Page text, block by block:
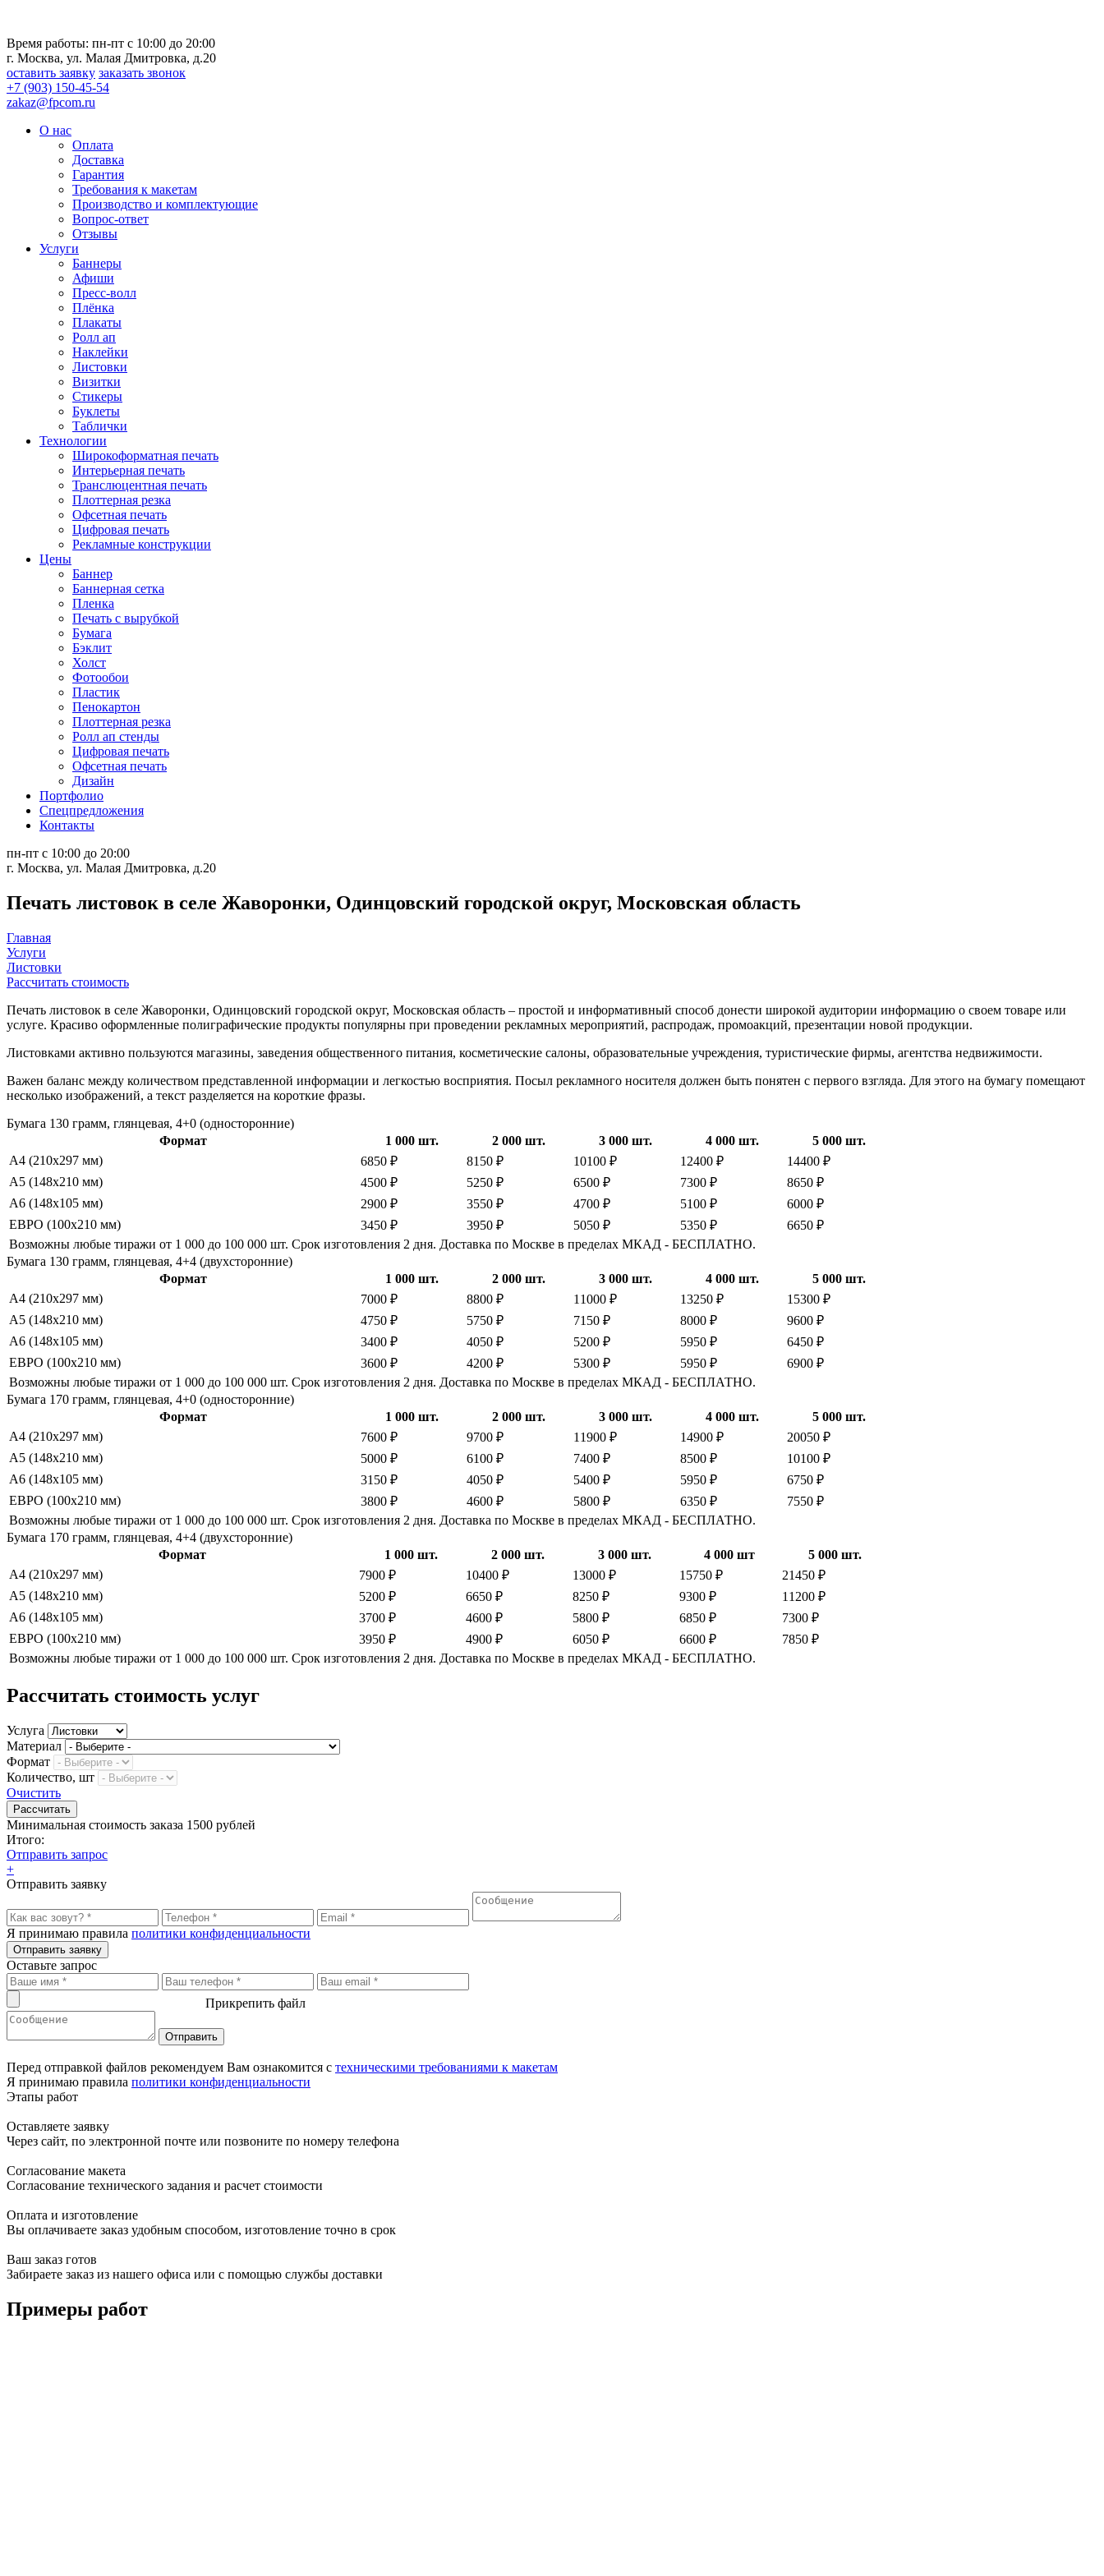
Время работы: пн-пт с 10:00 до 20:00
г. Москва, ул. Малая Дмитровка, д.20
оставить заявку заказать звонок
+7 (903) 150-45-54
zakaz@fpcom.ru
О нас
Оплата
Доставка
Гарантия
Требования к макетам
Производство и комплектующие
Вопрос-ответ
Отзывы
Услуги
Баннеры
Афиши
Пресс-волл
Плёнка
Плакаты
Ролл ап
Наклейки
Листовки
Визитки
Стикеры
Буклеты
Таблички
Технологии
Широкоформатная печать
Интерьерная печать
Транслюцентная печать
Плоттерная резка
Офсетная печать
Цифровая печать
Рекламные конструкции
Цены
Баннер
Баннерная сетка
Пленка
Печать с вырубкой
Бумага
Бэклит
Холст
Фотообои
Пластик
Пенокартон
Плоттерная резка
Ролл ап стенды
Цифровая печать
Офсетная печать
Дизайн
Портфолио
Спецпредложения
Контакты
пн-пт с 10:00 до 20:00
г. Москва, ул. Малая Дмитровка, д.20
Печать листовок в селе Жаворонки, Одинцовский городской округ, Московская область
Главная
Услуги
Листовки
Рассчитать стоимость
Печать листовок в селе Жаворонки, Одинцовский городской округ, Московская область – простой и информативный способ донести широкой аудитории информацию о своем товаре или
услуге. Красиво оформленные полиграфические продукты популярны при проведении рекламных мероприятий, распродаж, промоакций, презентации новой продукции.
Листовками активно пользуются магазины, заведения общественного питания, косметические салоны, образовательные учреждения, туристические фирмы, агентства недвижимости.
Важен баланс между количеством представленной информации и легкостью восприятия. Посыл рекламного носителя должен быть понятен с первого взгляда. Для этого на бумагу помещают
несколько изображений, а текст разделяется на короткие фразы.
Бумага 130 грамм, глянцевая, 4+0 (односторонние)
Формат
1 000 шт. 2 000 шт. 3 000 шт. 4 000 шт.
5 000 шт.
А4 (210х297 мм)
6850 ₽ 8150 ₽ 10100 ₽ 12400 ₽
14400 ₽
А5 (148х210 мм)
4500 ₽ 5250 ₽ 6500 ₽ 7300 ₽
8650 ₽
А6 (148х105 мм)
2900 ₽ 3550 ₽ 4700 ₽ 5100 ₽
6000 ₽
ЕВРО (100х210 мм)
3450 ₽ 3950 ₽ 5050 ₽ 5350 ₽
6650 ₽
Возможны любые тиражи от 1 000 до 100 000 шт. Срок изготовления 2 дня. Доставка по Москве в пределах МКАД - БЕСПЛАТНО.
Бумага 130 грамм, глянцевая, 4+4 (двухсторонние)
Формат
1 000 шт. 2 000 шт. 3 000 шт. 4 000 шт.
5 000 шт.
А4 (210х297 мм)
7000 ₽ 8800 ₽ 11000 ₽ 13250 ₽
15300 ₽
А5 (148х210 мм)
4750 ₽ 5750 ₽ 7150 ₽ 8000 ₽
9600 ₽
А6 (148х105 мм)
3400 ₽ 4050 ₽ 5200 ₽ 5950 ₽
6450 ₽
ЕВРО (100х210 мм)
3600 ₽ 4200 ₽ 5300 ₽ 5950 ₽
6900 ₽
Возможны любые тиражи от 1 000 до 100 000 шт. Срок изготовления 2 дня. Доставка по Москве в пределах МКАД - БЕСПЛАТНО.
Бумага 170 грамм, глянцевая, 4+0 (односторонние)
Формат
1 000 шт. 2 000 шт. 3 000 шт. 4 000 шт.
5 000 шт.
А4 (210х297 мм)
7600 ₽ 9700 ₽ 11900 ₽ 14900 ₽
20050 ₽
А5 (148х210 мм)
5000 ₽ 6100 ₽ 7400 ₽ 8500 ₽
10100 ₽
А6 (148х105 мм)
3150 ₽ 4050 ₽ 5400 ₽ 5950 ₽
6750 ₽
ЕВРО (100х210 мм)
3800 ₽ 4600 ₽ 5800 ₽ 6350 ₽
7550 ₽
Возможны любые тиражи от 1 000 до 100 000 шт. Срок изготовления 2 дня. Доставка по Москве в пределах МКАД - БЕСПЛАТНО.
Бумага 170 грамм, глянцевая, 4+4 (двухсторонние)
Формат
1 000 шт. 2 000 шт. 3 000 шт. 4 000 шт
5 000 шт.
А4 (210х297 мм)
7900 ₽ 10400 ₽ 13000 ₽ 15750 ₽
21450 ₽
А5 (148х210 мм)
5200 ₽ 6650 ₽ 8250 ₽ 9300 ₽
11200 ₽
А6 (148х105 мм)
3700 ₽ 4600 ₽ 5800 ₽ 6850 ₽
7300 ₽
ЕВРО (100х210 мм)
3950 ₽ 4900 ₽ 6050 ₽ 6600 ₽
7850 ₽
Возможны любые тиражи от 1 000 до 100 000 шт. Срок изготовления 2 дня. Доставка по Москве в пределах МКАД - БЕСПЛАТНО.
Рассчитать стоимость услуг
Услуга
Материал
Формат
Количество, шт
Очистить
Минимальная стоимость заказа 1500 рублей
Итого:
Отправить запрос
+
Отправить заявку
Я принимаю правила политики конфиденциальности
Отправить заявку
Оставьте запрос
Прикрепить файл
Перед отправкой файлов рекомендуем Вам ознакомится с техническими требованиями к макетам
Я принимаю правила политики конфиденциальности
Этапы работ
Оставляете заявку
Через сайт, по электронной почте или позвоните по номеру телефона
Согласование макета
Согласование технического задания и расчет стоимости
Оплата и изготовление
Вы оплачиваете заказ удобным способом, изготовление точно в срок
Ваш заказ готов
Забираете заказ из нашего офиса или с помощью службы доставки
Примеры работ